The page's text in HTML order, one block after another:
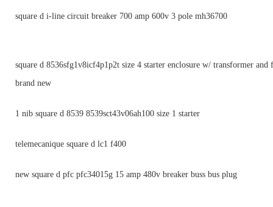
square d i-line circuit breaker 700 amp 600v 3 pole mh36700
square d 8536sfg1v8icf4p1p2t size 4 starter enclosure w/ transformer and
brand new
1 nib square d 8539 8539sct43v06ah100 size 1 starter
telemecanique square d lc1 f400
new square d pfc pfc34015g 15 amp 480v breaker buss bus plug